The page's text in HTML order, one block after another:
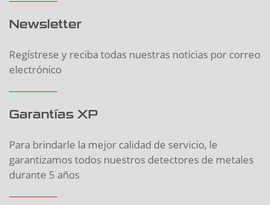
Newsletter
Regístrese y reciba todas nuestras noticias por correo
electrónico
Garantías XP
Para brindarle la mejor calidad de servicio, le
garantizamos todos nuestros detectores de metales
durante 5 años